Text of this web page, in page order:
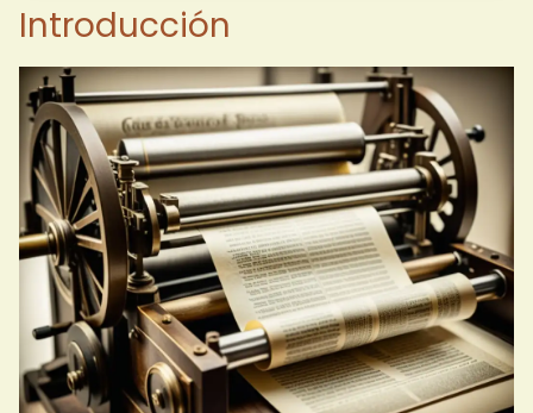
Introducción